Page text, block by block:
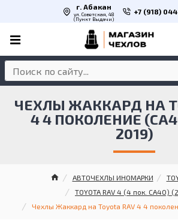
г. Абакан
ул. Советская, 48
(Пункт Выдачи)
+7 (918)
АВТОЧЕХЛЫ ИНОМАРКИ
TOYOTA RAV 4 (4 пок. CA40)
Чехлы Жаккард на Toyota RAV 4 4
ЧЕХЛЫ ЖАККАРД НА
4 4 ПОКОЛЕНИЕ
2019)